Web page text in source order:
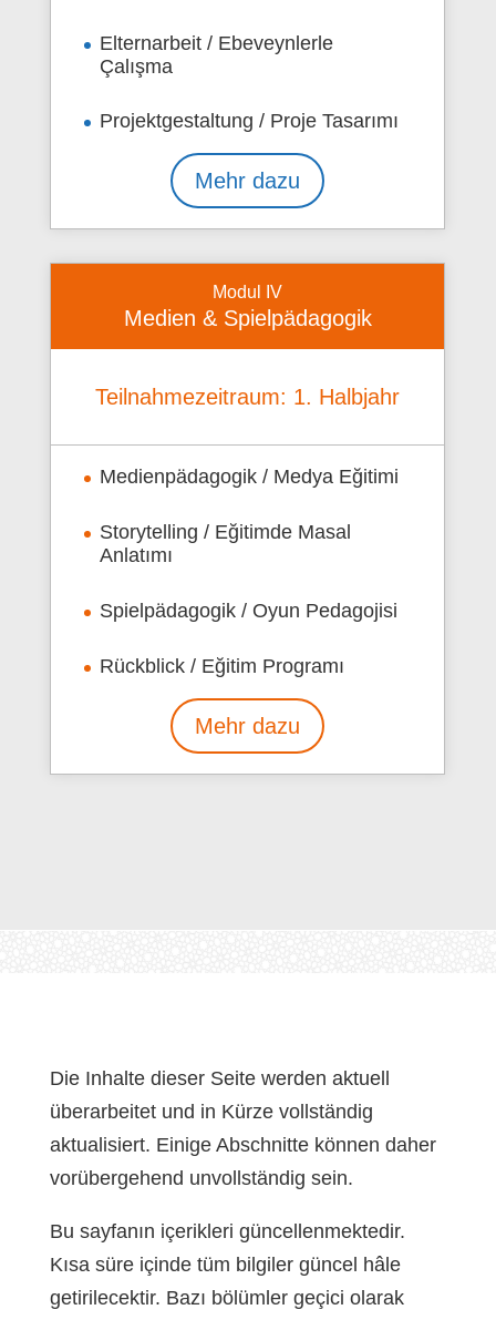
Elternarbeit / Ebeveynlerle
Çalışma
Projektgestaltung / Proje Tasarımı
Mehr dazu
Modul IV
Medien & Spielpädagogik
Teilnahmezeitraum: 1. Halbjahr
Medienpädagogik / Medya Eğitimi
Storytelling / Eğitimde Masal
Anlatımı
Spielpädagogik / Oyun Pedagojisi
Rückblick / Eğitim Programı
Mehr dazu
Die Inhalte dieser Seite werden aktuell
überarbeitet und in Kürze vollständig
aktualisiert. Einige Abschnitte können daher
vorübergehend unvollständig sein.
Bu sayfanın içerikleri güncellenmektedir.
Kısa süre içinde tüm bilgiler güncel hâle
getirilecektir. Bazı bölümler geçici olarak